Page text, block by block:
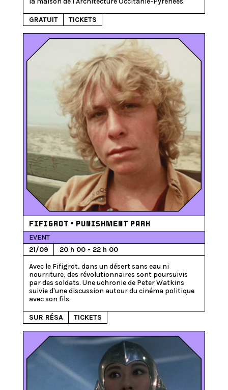
GRATUIT TICKETS
FIFIGROT • PUNISHMENT PARK
21/09 20 h 00 - 22 h 00
SUR RÉSA
EVENT
Avec le Fifigrot, dans un désert sans eau ni
nourriture, des révolutionnaires sont poursuivis
par des soldats. Une uchronie de Peter Watkins
suivie d'une discussion autour du cinéma politique
TICKETS